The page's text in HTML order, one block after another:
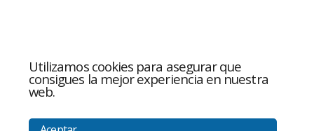
Utilizamos cookies para asegurar que
consigues la mejor experiencia en nuestra
web.